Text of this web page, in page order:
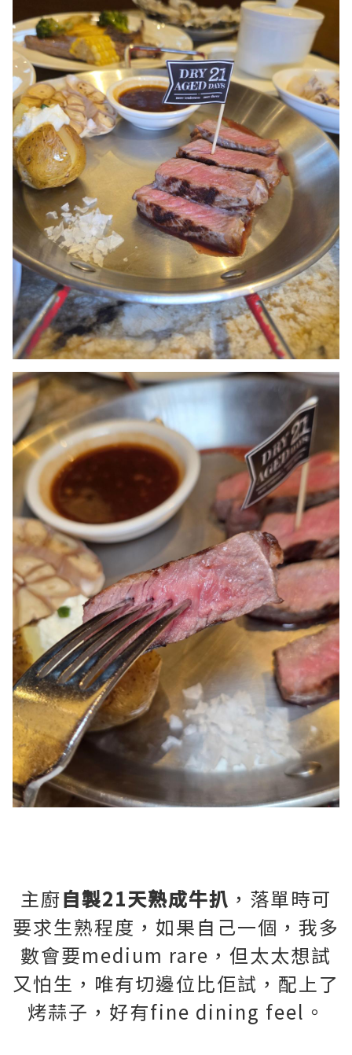
主廚自製21天熟成牛扒 ，落單時可
要求生熟程度，如果自己一個，我多
數會要medium rare，但太太想試
又怕生，唯有切邊位比佢試，配上了
烤蒜子，好有fine dining feel。